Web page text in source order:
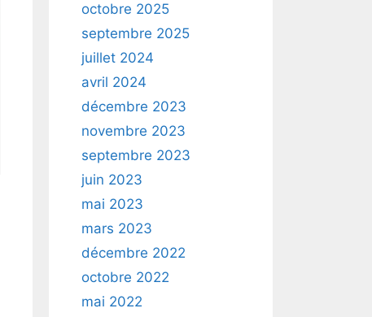
octobre 2025
septembre 2025
juillet 2024
avril 2024
décembre 2023
novembre 2023
septembre 2023
juin 2023
mai 2023
mars 2023
décembre 2022
octobre 2022
mai 2022